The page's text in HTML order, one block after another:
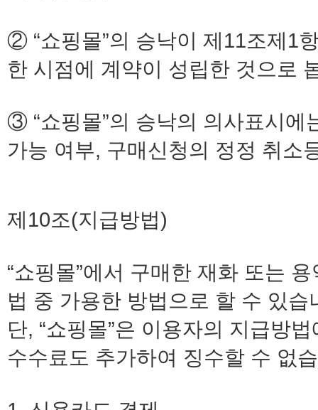
② “쇼핑몰”의 승낙이 제11조제1
한 시점에 계약이 성립한 것으로
③ “쇼핑몰”의 승낙의 의사표시에
가능 여부, 구매신청의 정정 취소
제10조(지급방법)
“쇼핑몰”에서 구매한 재화 또는
법 중 가용한 방법으로 할 수 있습
단, “쇼핑몰”은 이용자의 지급방
수수료도 추가하여 징수할 수 없